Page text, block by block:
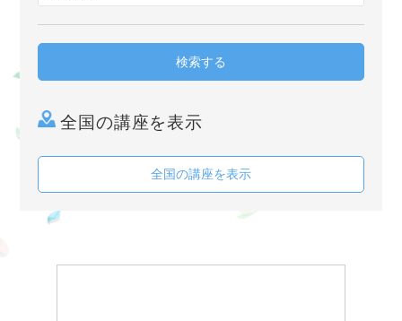
検索する
全国の講座を表示
全国の講座を表示